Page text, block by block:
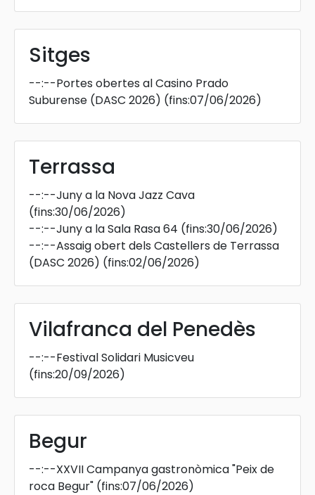
Sitges
--:--Portes obertes al Casino Prado
Suburense (DASC 2026) (fins:07/06/2026)
Terrassa
--:--Juny a la Nova Jazz Cava
(fins:30/06/2026)
--:--Juny a la Sala Rasa 64 (fins:30/06/2026)
--:--Assaig obert dels Castellers de Terrassa
(DASC 2026) (fins:02/06/2026)
Vilafranca del Penedès
--:--Festival Solidari Musicveu
(fins:20/09/2026)
Begur
--:--XXVII Campanya gastronòmica "Peix de
roca Begur" (fins:07/06/2026)